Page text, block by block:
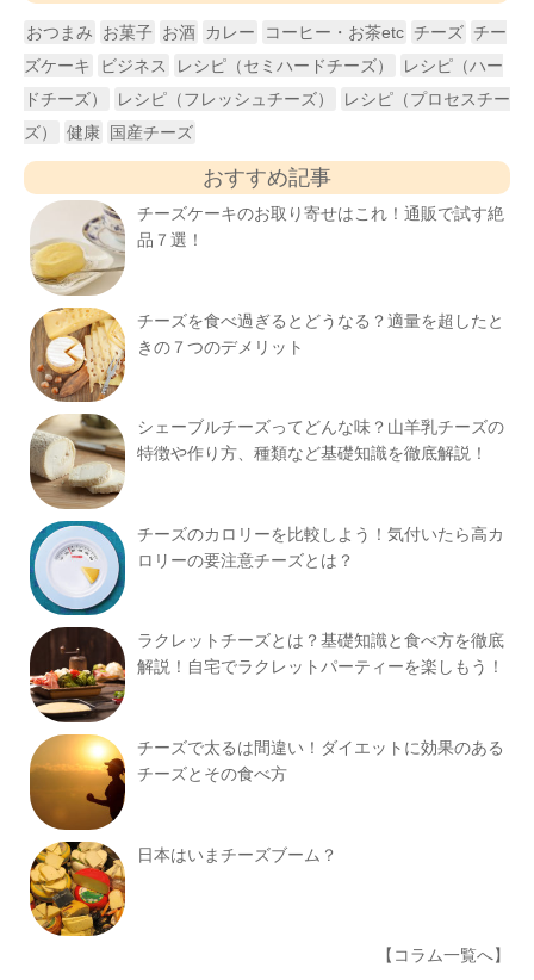
おつまみ お菓子 お酒 カレー コーヒー・お茶etc チーズ チー
ズケーキ
ビジネス レシピ（セミハードチーズ）
レシピ（ハー
ドチーズ）
レシピ（フレッシュチーズ）
レシピ（プロセスチー
ズ）
健康 国産チーズ
おすすめ記事
チーズケーキのお取り寄せはこれ！通販で試す絶
品７選！
チーズを食べ過ぎるとどうなる？適量を超したと
きの７つのデメリット
シェーブルチーズってどんな味？山羊乳チーズの
特徴や作り方、種類など基礎知識を徹底解説！
チーズのカロリーを比較しよう！気付いたら高カ
ロリーの要注意チーズとは？
ラクレットチーズとは？基礎知識と食べ方を徹底
解説！自宅でラクレットパーティーを楽しもう！
チーズで太るは間違い！ダイエットに効果のある
チーズとその食べ方
日本はいまチーズブーム？
【コラム一覧へ】